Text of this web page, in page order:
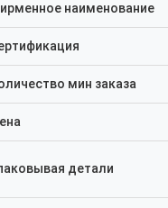
наименование
мин заказа
детали